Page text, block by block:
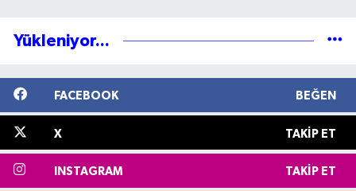
Yükleniyor...
FACEBOOK BEĞEN
X TAKIP ET
INSTAGRAM TAKIP ET